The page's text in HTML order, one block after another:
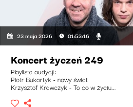
Jakub Jędras
23 maja 2026 01:53:16
Koncert życzeń 249
Playlista audycji:
Piotr Bukartyk - nowy świat
Krzysztof Krawczyk - To co w życiu...